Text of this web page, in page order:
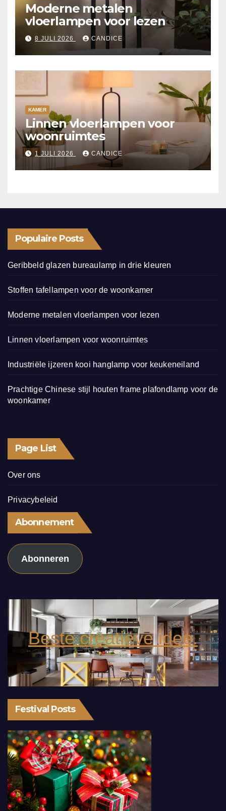
Moderne metalen
vloerlampen voor lezen
8 JULI 2026 CANDICE
KAMER
Linnen vloerlampen voor
woonruimtes
1 JULI 2026 CANDICE
Populaire Posts
Geribbeld glazen bureaulamp in drie kleuren
Stoffen tafellampen voor de woonkamer
Moderne metalen vloerlampen voor lezen
Linnen vloerlampen voor woonruimtes
Industriële ijzeren kooi hanglamp voor keukeneiland
Prachtige Chinese stijl houten frame plafondlamp voor de
woonkamer
Page List
Over ons
Privacybeleid
Abonnement
Abonneren
Beste creatieve idee.
Festival Posts